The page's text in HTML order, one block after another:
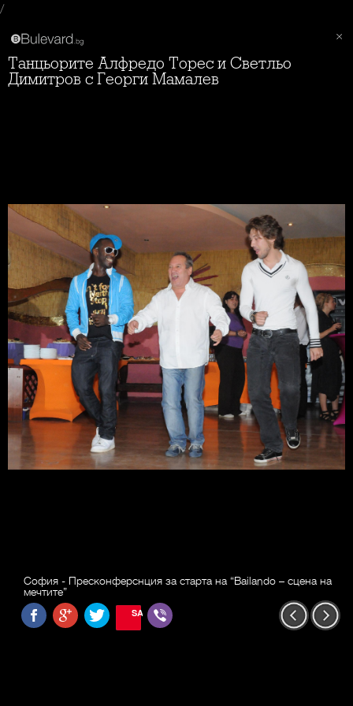
/
Танцьорите Алфредо Торес и Светльо
Димитров с Георги Мамалев
София - Пресконферснция за старта на “Bailando – сцена на
мечтите”
SAVE